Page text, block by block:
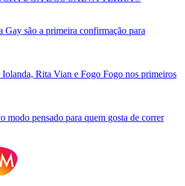
Gay são a primeira confirmação para
Rita Vian e Fogo Fogo nos primeiros
modo pensado para quem gosta de correr